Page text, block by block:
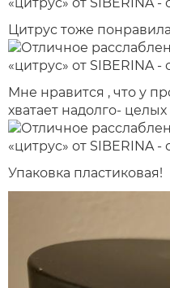
Цитрус тоже
Мне нравится , что у
хватает надолго-
Упаковка пластиковая!